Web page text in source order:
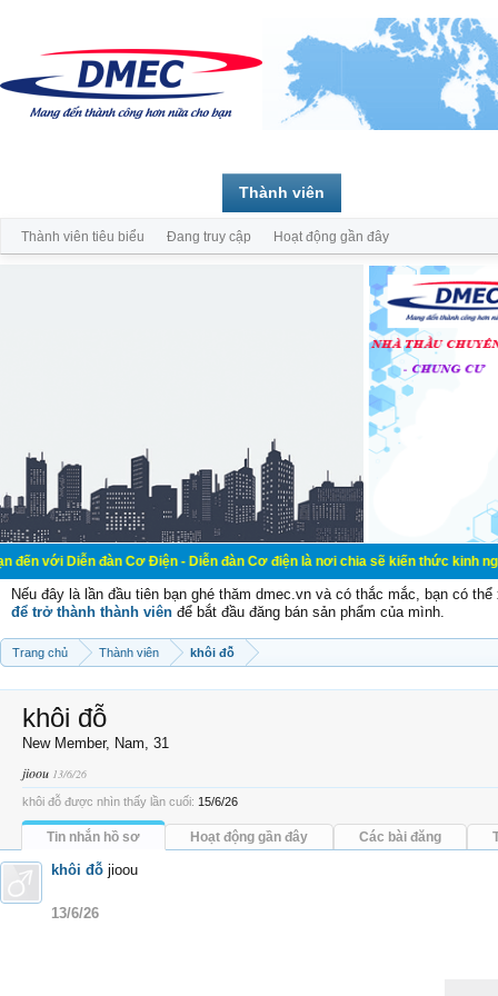
đàn Cơ Điện - Diễn đàn Cơ điện là nơi chia sẽ kiến thức kinh nghiệm
Nếu đây là lần đầu tiên bạn ghé thăm dmec.vn và có thắc mắc, bạn có
để trở thành thành viên để bắt đầu đăng bán sản phẩm của mình.
Trang chủ Thành viên khôi đỗ
khôi đỗ
New Member, Nam, 31
jioou 13/6/26
khôi đỗ được nhìn thấy lần cuối: 15/6/26
Tin nhắn hồ sơ Hoạt động gần đây Các bài đăng
khôi đỗ jioou
13/6/26
Thành viên
Thành viên tiêu biểu Đang truy cập Hoạt động gần đây